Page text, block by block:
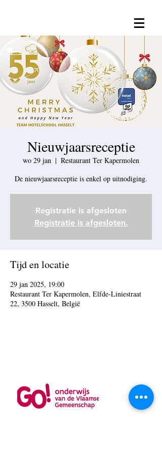
Nieuwjaarsreceptie
wo 29 jan
  |
Restaurant Ter Kapermolen
Registratie is afgesloten
Registratie is afgesloten.
Tijd en locatie
29 jan 2025, 19:00
Restaurant Ter Kapermolen, Elfde-Liniestraat
22, 3500 Hasselt, België